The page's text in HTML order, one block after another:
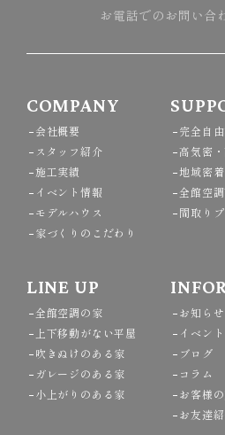
お電話でのお問い合
COMPANY
会社概要
スタッフ紹介
施工実績
イベント情報
モデルハウス
家づくりのこだわり
完全自
高気密
地域密
全館空
間取り
LINE UP
全館空調の家
上下移動がない平屋
吹きぬけのある家
ガレージのある家
小上がりのある家
お知らせ
イベン
ブログ
コラム
お客様
お友達